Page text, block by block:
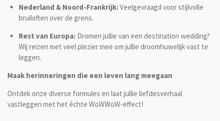
Nederland & Noord-Frankrijk:Veelgevraagd voor stijlvolle
bruiloften over de grens.
Rest van Europa:Dromen jullie van een destination wedding?
Wij reizen met veel plezier mee om jullie droomhuwelijk vast te
leggen.
Maak herinneringen die een leven lang meegaan
Ontdek onze diverse formules en laat jullie liefdesverhaal
vastleggen met het échte WoWWoW-effect!